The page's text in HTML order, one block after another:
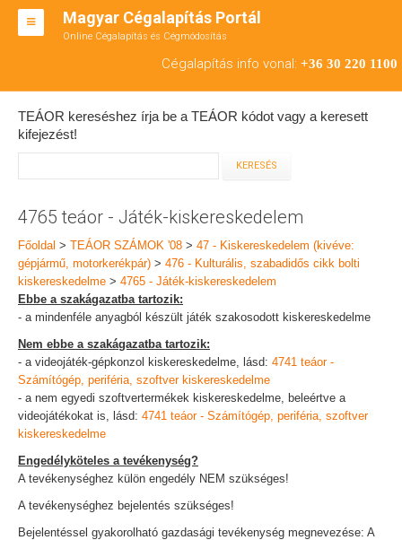
Magyar Cégalapítás Portál
Online Cégalapítás és Cégmódosítás
Cégalapítás info vonal: +36 30 220 1100
BT ALAPÍTÁS
RT ALAPÍTÁS
TEÁOR SZÁMOK '08
ENGEDÉLYKÖTELES
KAPCSOLAT
IRODÁK
TEÁOR kereséshez írja be a TEÁOR kódot vagy a keresett
kifejezést!
4765 teáor - Játék-kiskereskedelem
Főoldal > TEÁOR SZÁMOK '08 > 47 - Kiskereskedelem (kivéve:
gépjármű, motorkerékpár) > 476 - Kulturális, szabadidős cikk bolti
kiskereskedelme > 4765 - Játék-kiskereskedelem
Ebbe a szakágazatba tartozik:
- a mindenféle anyagból készült játék szakosodott kiskereskedelme
Nem ebbe a szakágazatba tartozik:
- a videojáték-gépkonzol kiskereskedelme, lásd: 4741 teáor -
Számítógép, periféria, szoftver kiskereskedelme
- a nem egyedi szoftvertermékek kiskereskedelme, beleértve a
videojátékokat is, lásd: 4741 teáor - Számítógép, periféria, szoftver
kiskereskedelme
Engedélyköteles a tevékenység?
A tevékenységhez külön engedély NEM szükséges!
A tevékenységhez bejelentés szükséges!
Bejelentéssel gyakorolható gazdasági tevékenység megnevezése: A